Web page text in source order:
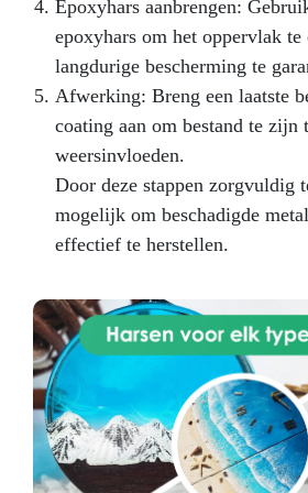
tweecomponenten
ontwikkeld voor snelle
ijzer, gietijzer en allerlei
Bestand tegen hoge
chemicaliën, en goedgekeurd
(WRAS). Ideaal voor
en industriële toepassingen.
kenmerken
Uitstekende
metalen (staal, gietijzer,
aluminium)
Herstelt en
beschadigde onderdelen,
drinkwaterleidingen en tanks
hanteerbaar na 10 min,
min
Volledig
geschuurd, geboord,
Temperatuurbestendig van
en bestand tegen oliën,
chemicaliën Waarom kiezen
Structurele reparaties –
mechanische sterkte van
Epoxyhars aanbrengen:
epoxyhars om het oppervlak te
langdurige bescherming te
Afwerking: Breng een laatste
coating aan om bestand te zijn
weersinvloeden.
Door deze stappen zorgvuldig
mogelijk om beschadigde
effectief te herstellen.